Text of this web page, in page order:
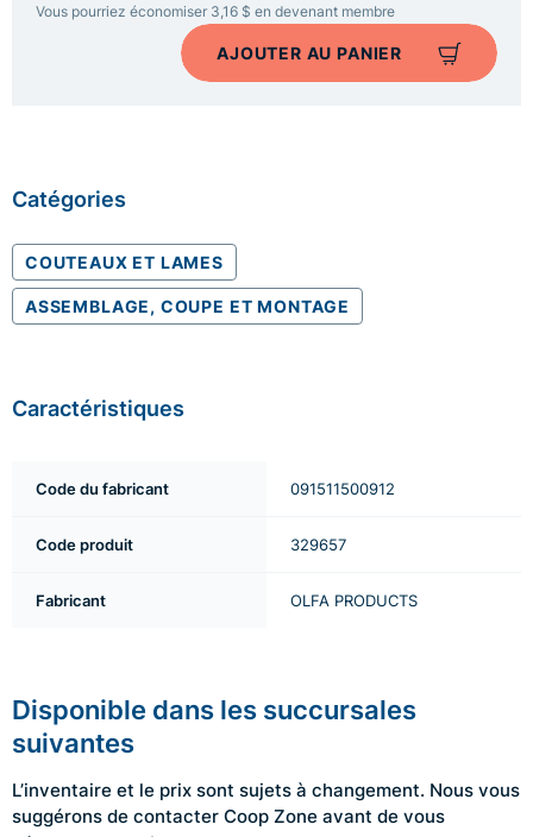
Vous pourriez économiser 3,16 $ en devenant membre
AJOUTER AU PANIER
Catégories
COUTEAUX ET LAMES
ASSEMBLAGE, COUPE ET MONTAGE
Caractéristiques
Code du fabricant 091511500912
Code produit 329657
Fabricant OLFA PRODUCTS
Disponible dans les succursales
suivantes
L’inventaire et le prix sont sujets à changement. Nous vous
suggérons de contacter Coop Zone avant de vous